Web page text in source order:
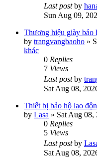
Last postby
Sun Aug 09,
Thương hiệu giày bảo
by trangvangbaoho »
khác
0 Replies
7 Views
Last postby
Sat Aug 08,
Thiết bị bảo hộ lao
by Lasa » Sat Aug 08,
0 Replies
5 Views
Last postby
Sat Aug 08,